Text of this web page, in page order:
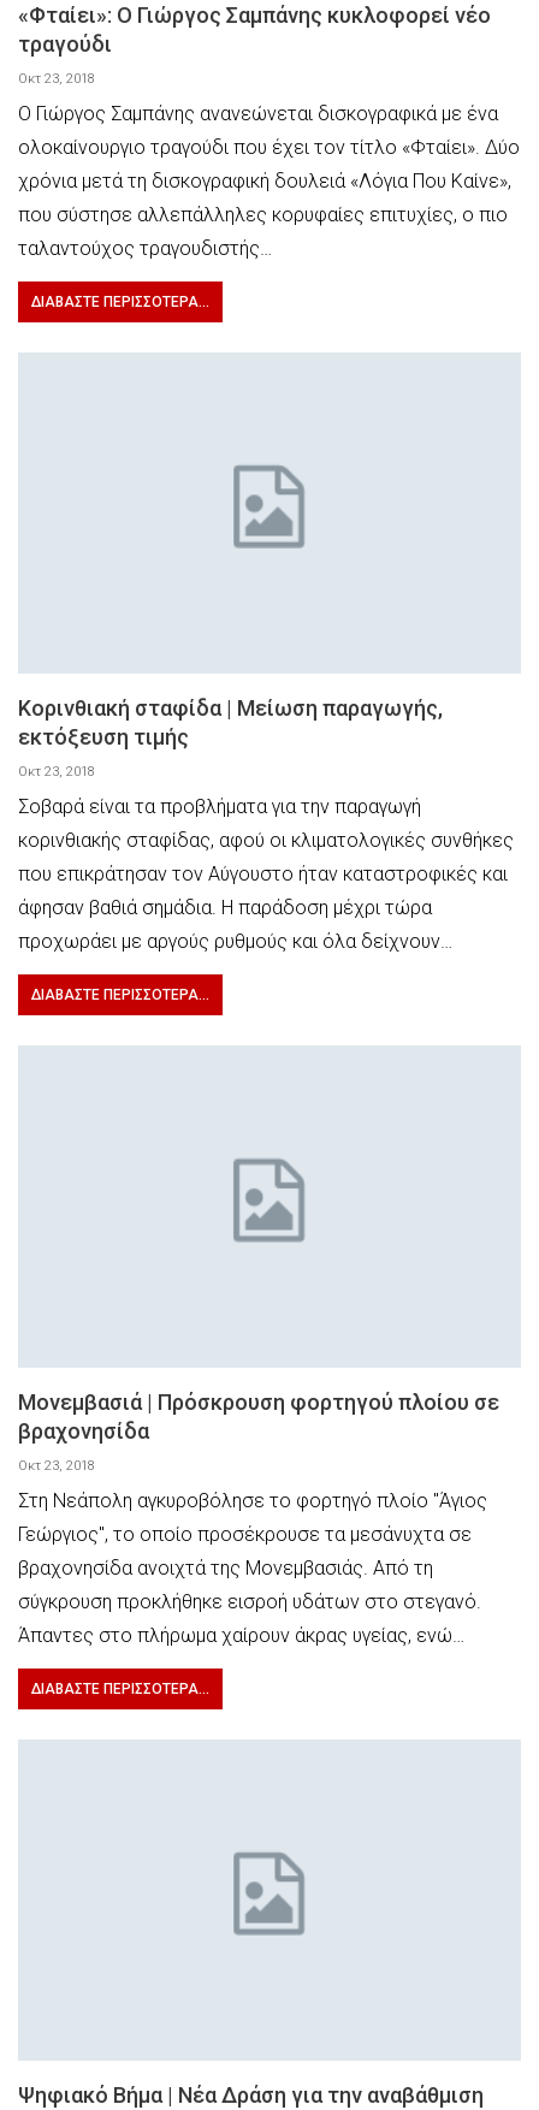
«Φταίει»: Ο Γιώργος Σαμπάνης κυκλοφορεί νέο
τραγούδι
Οκτ 23, 2018
Ο Γιώργος Σαμπάνης ανανεώνεται δισκογραφικά με ένα
ολοκαίνουργιο τραγούδι που έχει τον τίτλο «Φταίει». Δύο
χρόνια μετά τη δισκογραφική δουλειά «Λόγια Που Καίνε»,
που σύστησε αλλεπάλληλες κορυφαίες επιτυχίες, ο πιο
ταλαντούχος τραγουδιστής…
ΔΙΑΒΆΣΤΕ ΠΕΡΙΣΣΌΤΕΡΑ...
Κορινθιακή σταφίδα | Μείωση παραγωγής,
εκτόξευση τιμής
Οκτ 23, 2018
Σοβαρά είναι τα προβλήματα για την παραγωγή
κορινθιακής σταφίδας, αφού οι κλιματολογικές συνθήκες
που επικράτησαν τον Αύγουστο ήταν καταστροφικές και
άφησαν βαθιά σημάδια. Η παράδοση μέχρι τώρα
προχωράει με αργούς ρυθμούς και όλα δείχνουν…
ΔΙΑΒΆΣΤΕ ΠΕΡΙΣΣΌΤΕΡΑ...
Μονεμβασιά | Πρόσκρουση φορτηγού πλοίου σε
βραχονησίδα
Οκτ 23, 2018
Στη Νεάπολη αγκυροβόλησε το φορτηγό πλοίο "Άγιος
Γεώργιος", το οποίο προσέκρουσε τα μεσάνυχτα σε
βραχονησίδα ανοιχτά της Μονεμβασιάς. Από τη
σύγκρουση προκλήθηκε εισροή υδάτων στο στεγανό.
Άπαντες στο πλήρωμα χαίρουν άκρας υγείας, ενώ…
ΔΙΑΒΆΣΤΕ ΠΕΡΙΣΣΌΤΕΡΑ...
Ψηφιακό Βήμα | Νέα Δράση για την αναβάθμιση